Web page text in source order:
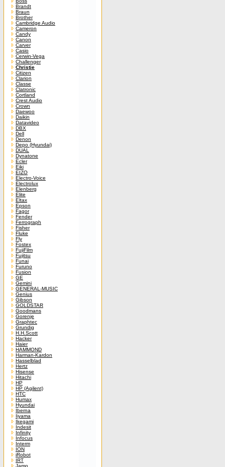
Brandt
Braun
Brother
Cambridge Audio
Cameron
Candy
Canon
Carver
Casio
Cerwin-Vega
Challenger
Christie
Citizen
Clarion
Classe
Clatronic
Cortland
Crest Audio
Crown
Daewoo
Daikin
Datavideo
DBX
Dell
Denon
Depo (Hyundai)
DUAL
Dynatone
Ecler
Eiki
EIZO
Electro-Voice
Electrolux
Elenberg
Elite
Eltax
Epson
Fagor
Fender
Ferrograph
Fisher
Fluke
Fly
Fostex
FujiFilm
Fujitsu
Funai
Furuno
Fusion
GE
Gemini
GENERAL-MUSIC
Genius
Gibson
GOLDSTAR
Goodmans
Gorenje
Graphtec
Grundig
H.H.Scott
Hacker
Haier
HAMMOND
Harman-Kardon
Hasselblad
Hertz
Hisense
Hitachi
HP
HP (Agilent)
HTC
Humax
Hyundai
Iberna
Iiyama
Ikegami
Indesit
Infinity
Infocus
Interm
ION
iRobot
IRT
Jamo